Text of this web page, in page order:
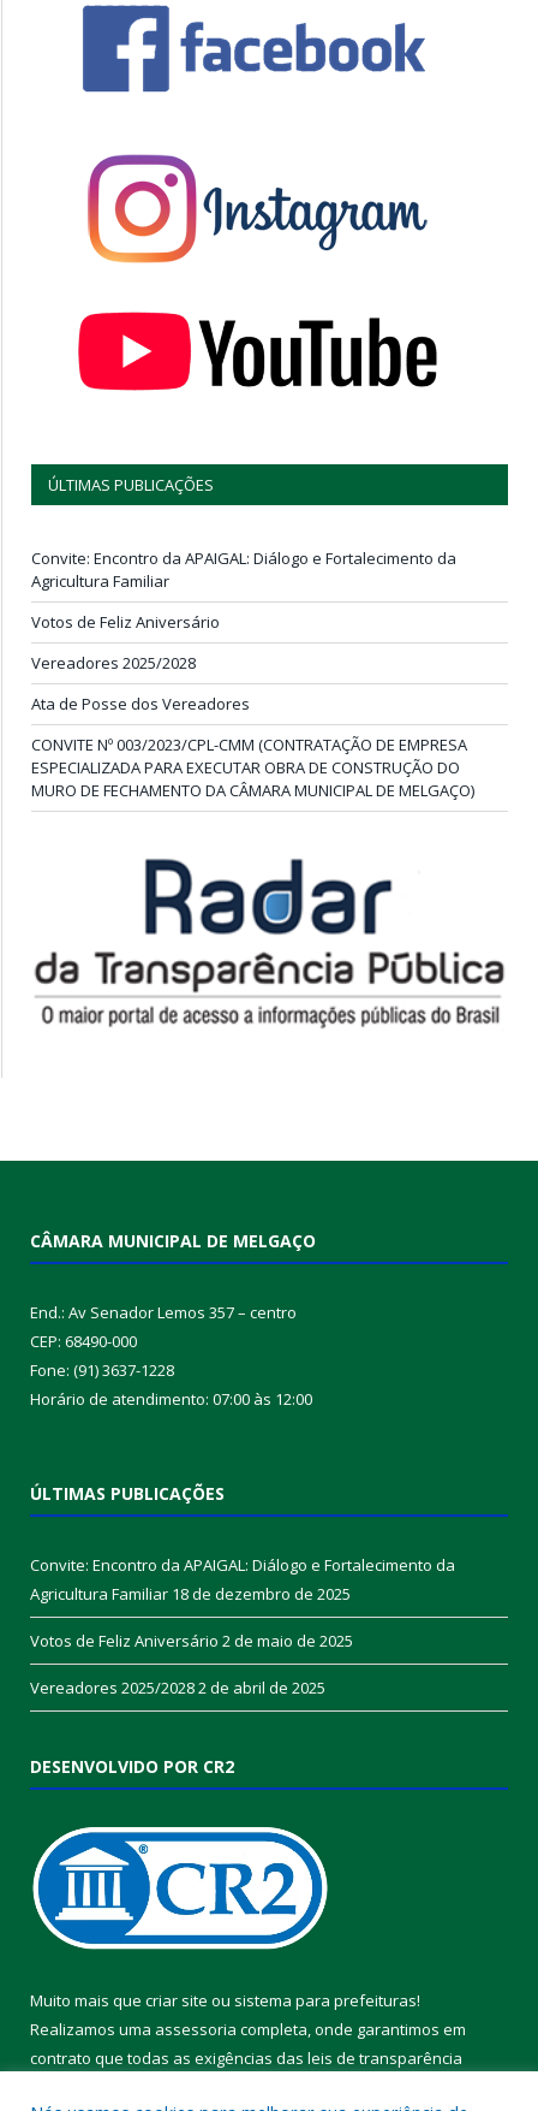
ÚLTIMAS PUBLICAÇÕES
Convite: Encontro da APAIGAL: Diálogo e Fortalecimento da
Agricultura Familiar
Votos de Feliz Aniversário
Vereadores 2025/2028
Ata de Posse dos Vereadores
CONVITE Nº 003/2023/CPL-CMM (CONTRATAÇÃO DE EMPRESA
ESPECIALIZADA PARA EXECUTAR OBRA DE CONSTRUÇÃO DO
MURO DE FECHAMENTO DA CÂMARA MUNICIPAL DE MELGAÇO)
CÂMARA MUNICIPAL DE MELGAÇO
End.: Av Senador Lemos 357 – centro
CEP: 68490-000
Fone: (91) 3637-1228
Horário de atendimento: 07:00 às 12:00
ÚLTIMAS PUBLICAÇÕES
Convite: Encontro da APAIGAL: Diálogo e Fortalecimento da
Agricultura Familiar 18 de dezembro de 2025
Votos de Feliz Aniversário 2 de maio de 2025
Vereadores 2025/20282 de abril de 2025
DESENVOLVIDO POR CR2
Muito mais que criar site ou sistema para prefeituras!
Realizamos uma assessoria completa, onde garantimos em
contrato que todas as exigências das leis de transparência